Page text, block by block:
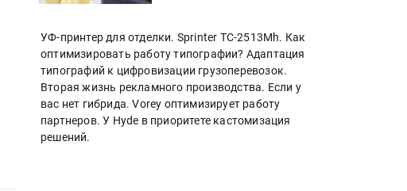
УФ-принтер для отделки. Sprinter ТС-2513Mh. Как
оптимизировать работу типографии? Адаптация
типографий к цифровизации грузоперевозок.
Вторая жизнь рекламного производства. Если у
вас нет гибрида. Vorey оптимизирует работу
партнеров. У Hyde в приоритете кастомизация
решений.